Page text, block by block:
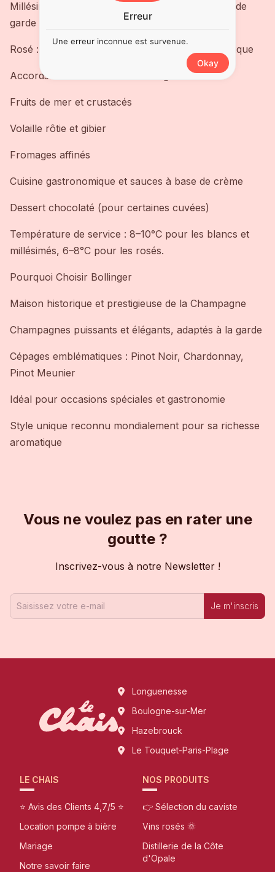
Millésimés : issus d’années exceptionnelles, vins de
garde
Rosé : fruité et frais, plus léger que le Brut classique
Accords Mets et Vins avec Bollinger
Fruits de mer et crustacés
Volaille rôtie et gibier
Fromages affinés
Cuisine gastronomique et sauces à base de crème
Dessert chocolaté (pour certaines cuvées)
Température de service : 8–10°C pour les blancs et
millésimés, 6–8°C pour les rosés.
Pourquoi Choisir Bollinger
Maison historique et prestigieuse de la Champagne
Champagnes puissants et élégants, adaptés à la garde
Cépages emblématiques : Pinot Noir, Chardonnay,
Pinot Meunier
Idéal pour occasions spéciales et gastronomie
Style unique reconnu mondialement pour sa richesse
aromatique
Vous ne voulez pas en rater une
goutte ?
Inscrivez-vous à notre Newsletter !
Je m'inscris
Longuenesse
Boulogne-sur-Mer
Hazebrouck
Le Touquet-Paris-Plage
LE CHAIS
⭐ Avis des Clients 4,7/5 ⭐
Location pompe à bière
Mariage
Notre savoir faire
NOS PRODUITS
👉 Sélection du caviste
Vins rosés 🌞
Distillerie de la Côte
d'Opale
Erreur
Une erreur inconnue est survenue.
Okay